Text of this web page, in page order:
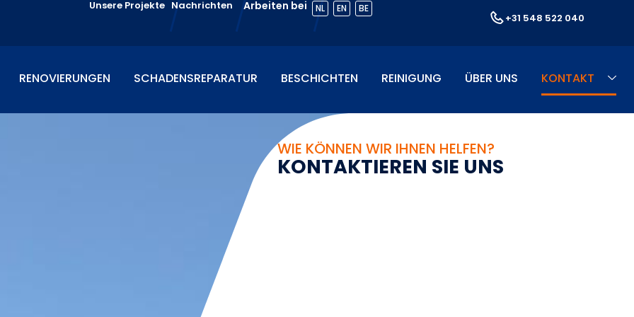
Unsere Projekte Nachrichten Arbeiten bei NL EN BE
+31 548 522 040
RENOVIERUNGEN SCHADENSREPARATUR BESCHICHTEN REINIGUNG ÜBER UNS KONTAKT
WIE KÖNNEN WIR IHNEN HELFEN?
KONTAKTIEREN SIE UNS